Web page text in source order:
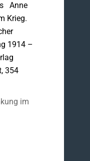
Anne
Krieg.
1914 –
354
im